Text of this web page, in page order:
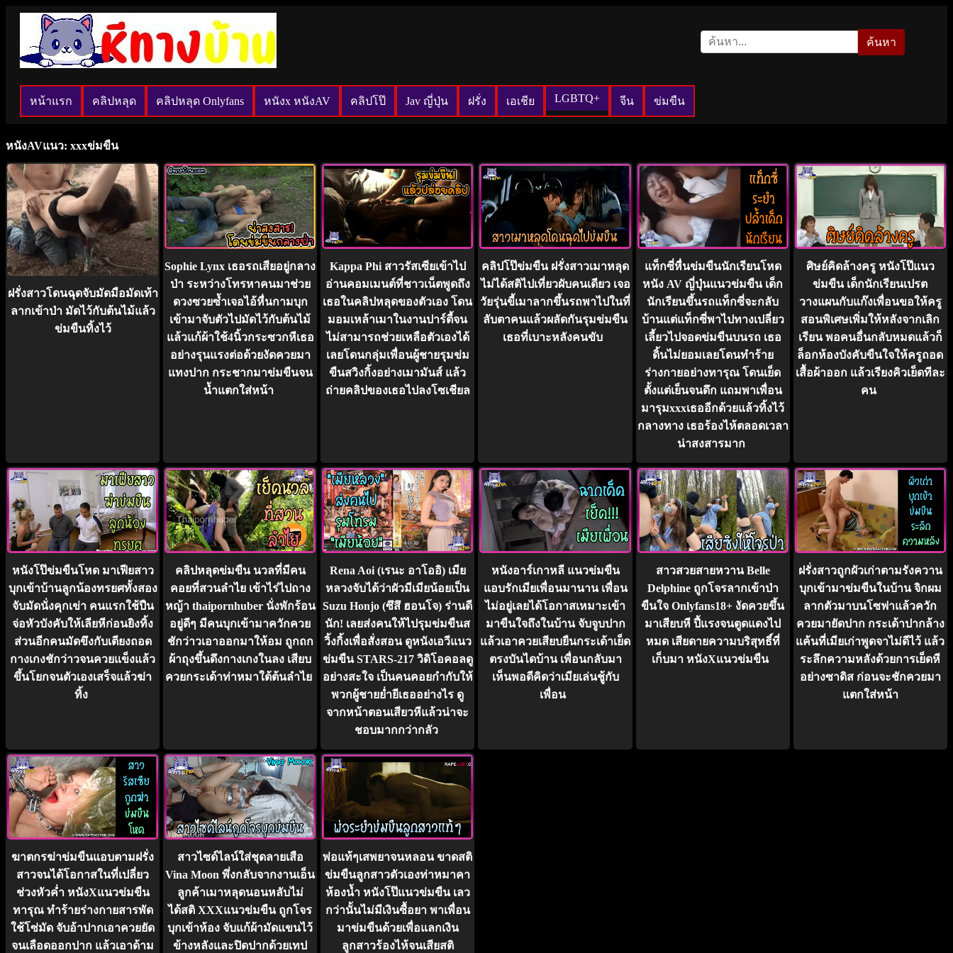
ค้นหา
หน้าแรก คลิปหลุด คลิปหลุด Onlyfans หนังx หนังAV คลิปโป๊ Jav ญี่ปุ่น ฝรั่ง เอเชีย LGBTQ+ จีน ข่มขืน
หนังAVแนว: xxxข่มขืน
ฝรั่งสาวโดนฉุดจับมัดมือมัดเท้า
ลากเข้าป่า มัดไว้กับต้นไม้แล้ว
ข่มขืนทิ้งไว้
Sophie Lynx เธอรถเสียอยู่กลาง
ป่า ระหว่างโทรหาคนมาช่วย
ดวงซวยซ้ำเจอไอ้หื่นกามบุก
เข้ามาจับตัวไปมัดไว้กับต้นไม้
แล้วแก้ผ้าใช้4นิ้วกระซวกหีเธอ
อย่างรุนแรงต่อด้วยงัดควยมา
แทงปาก กระชากมาข่มขืนจน
น้ำแตกใส่หน้า
Kappa Phi สาวรัสเซียเข้าไป
อ่านคอมเมนต์ที่ชาวเน็ตพูดถึง
เธอในคลิปหลุดของตัวเอง โดน
มอมเหล้าเมาในงานปาร์ตี้จน
ไม่สามารถช่วยเหลือตัวเองได้
เลยโดนกลุ่มเพื่อนผู้ชายรุมข่ม
ขืนสวิงกิ้งอย่างเมามันส์ แล้ว
ถ่ายคลิปของเธอไปลงโซเชียล
คลิปโป๊ข่มขืน ฝรั่งสาวเมาหลุด
ไม่ได้สติไปเที่ยวผับคนเดียว เจอ
วัยรุ่นขี้เมาลากขึ้นรถพาไปในที่
ลับตาคนแล้วผลัดกันรุมข่มขืน
เธอที่เบาะหลังคนขับ
แท็กซี่หื่นข่มขืนนักเรียนโหด
หนัง AV ญี่ปุ่นแนวข่มขืน เด็ก
นักเรียนขึ้นรถแท็กซี่จะกลับ
บ้านแต่แท็กซี่พาไปทางเปลี่ยว
เลี้ยวไปจอดข่มขืนบนรถ เธอ
ดิ้นไม่ยอมเลยโดนทำร้าย
ร่างกายอย่างทารุณ โดนเย็ด
ตั้งแต่เย็นจนดึก แถมพาเพื่อน
มารุมxxxเธออีกด้วยแล้วทิ้งไว้
กลางทาง เธอร้องไห้ตลอดเวลา
น่าสงสารมาก
ศิษย์คิดล้างครู หนังโป๊แนว
ข่มขืน เด็กนักเรียนเปรต
วางแผนกับแก๊งเพื่อนขอให้ครู
สอนพิเศษเพิ่มให้หลังจากเลิก
เรียน พอคนอื่นกลับหมดแล้วก็
ล็อกห้องบังคับขืนใจให้ครูถอด
เสื้อผ้าออก แล้วเรียงคิวเย็ดทีละ
คน
หนังโป๊ข่มขืนโหด มาเฟียสาว
บุกเข้าบ้านลูกน้องทรยศทั้งสอง
จับมัดนั่งคุกเข่า คนแรกใช้ปืน
จ่อหัวบังคับให้เลียหีก่อนยิงทิ้ง
ส่วนอีกคนมัดขึงกับเตียงถอด
กางเกงชักว่าวจนควยแข็งแล้ว
ขึ้นโยกจนตัวเองเสร็จแล้วฆ่า
ทิ้ง
คลิปหลุดข่มขืน นวลที่มีคน
คอยที่สวนลำไย เข้าไร่ไปถาง
หญ้า thaipornhuber นั่งพักร้อน
อยู่ดีๆ มีคนบุกเข้ามาควักควย
ชักว่าวเอาออกมาให้อม ถูกถก
ผ้าถุงขึ้นดึงกางเกงในลง เสียบ
ควยกระเด้าท่าหมาใต้ต้นลำไย
Rena Aoi (เรนะ อาโออิ) เมีย
หลวงจับได้ว่าผัวมีเมียน้อยเป็น
Suzu Honjo (ซึสึ ฮอนโจ) ร่านดี
นัก! เลยส่งคนให้ไปรุมข่มขืนส
วิ้งกิ้งเพื่อสั่งสอน ดูหนังเอวีแนว
ข่มขืน STARS-217 วิดิโอคอลดู
อย่างสะใจ เป็นคนคอยกำกับให้
พวกผู้ชายย่ำยีเธออย่างไร ดู
จากหน้าตอนเสียวหีแล้วน่าจะ
ชอบมากกว่ากลัว
หนังอาร์เกาหลี แนวข่มขืน
แอบรักเมียเพื่อนมานาน เพื่อน
ไม่อยู่เลยได้โอกาสเหมาะเข้า
มาขืนใจถึงในบ้าน จับจูบปาก
แล้วเอาควยเสียบยืนกระเด้าเย็ด
ตรงบันไดบ้าน เพื่อนกลับมา
เห็นพอดีคิดว่าเมียเล่นชู้กับ
เพื่อน
สาวสวยสายหวาน Belle
Delphine ถูกโจรลากเข้าป่า
ขืนใจ Onlyfans18+ งัดควยขึ้น
มาเสียบหี ปี้แรงจนตูดแดงไป
หมด เสียดายความบริสุทธิ์ที่
เก็บมา หนังXแนวข่มขืน
ฝรั่งสาวถูกผัวเก่าตามรังควาน
บุกเข้ามาข่มขืนในบ้าน จิกผม
ลากตัวมาบนโซฟาแล้วควัก
ควยมายัดปาก กระเด้าปากล้าง
แค้นที่เมียเก่าพูดจาไม่ดีไว้ แล้ว
ระลึกความหลังด้วยการเย็ดหี
อย่างซาดิส ก่อนจะชักควยมา
แตกใส่หน้า
ฆาตกรฆ่าข่มขืนแอบตามฝรั่ง
สาวจนได้โอกาสในที่เปลี่ยว
ช่วงหัวค่ำ หนังXแนวข่มขืน
ทารุณ ทำร้ายร่างกายสารพัด
ใช้โซ่มัด จับอ้าปากเอาควยยัด
จนเลือดออกปาก แล้วเอาด้าม
สาวไซด์ไลน์ใส่ชุดลายเสือ
Vina Moon พึ่งกลับจากงานเอ็น
ลูกค้าเมาหลุดนอนหลับไม่
ได้สติ XXXแนวข่มขืน ถูกโจร
บุกเข้าห้อง จับแก้ผ้ามัดแขนไว้
ข้างหลังและปิดปากด้วยเทป
พ่อแท้ๆเสพยาจนหลอน ขาดสติ
ข่มขืนลูกสาวตัวเองท่าหมาคา
ห้องน้ำ หนังโป๊แนวข่มขืน เลว
กว่านั้นไม่มีเงินซื้อยา พาเพื่อน
มาข่มขืนด้วยเพื่อแลกเงิน
ลูกสาวร้องไห้จนเสียสติ